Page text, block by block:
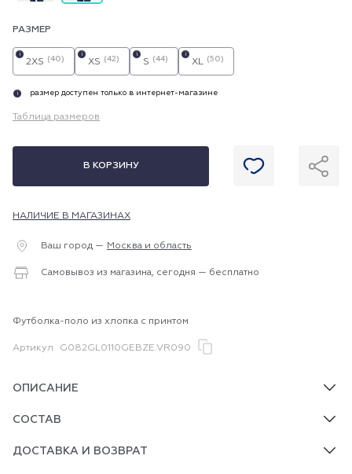
РАЗМЕР
2XS (40)
i
XS (42)
i
S (44)
i
XL (50)
i
i размер доступен только в интернет-магазине
Таблица размеров
В КОРЗИНУ
НАЛИЧИЕ В МАГАЗИНАХ
Ваш город — Москва и область
Самовывоз из магазина, сегодня — бесплатно
Футболка-поло из хлопка с принтом
Артикул G082GL0110GEBZE.VR090
ОПИСАНИЕ
СОСТАВ
ДОСТАВКА И ВОЗВРАТ